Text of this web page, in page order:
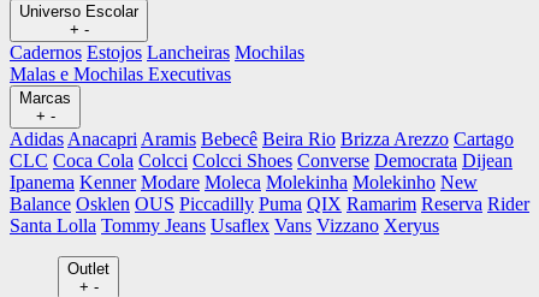
Universo Escolar
+ -
Cadernos Estojos Lancheiras Mochilas
Malas e Mochilas Executivas
Marcas
+ -
Adidas Anacapri Aramis Bebecê Beira Rio Brizza Arezzo Cartago
CLC Coca Cola Colcci Colcci Shoes Converse Democrata Dijean
Ipanema Kenner Modare Moleca Molekinha Molekinho New
Balance Osklen OUS Piccadilly Puma QIX Ramarim Reserva Rider
Santa Lolla Tommy Jeans Usaflex Vans Vizzano Xeryus
Outlet
+ -